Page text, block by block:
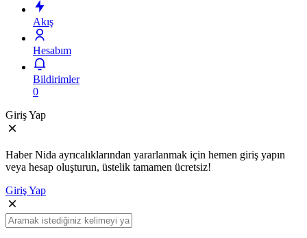
Akış
Hesabım
Bildirimler
0
Giriş Yap
Haber Nida ayrıcalıklarından yararlanmak için hemen giriş yapın
veya hesap oluşturun, üstelik tamamen ücretsiz!
Giriş Yap